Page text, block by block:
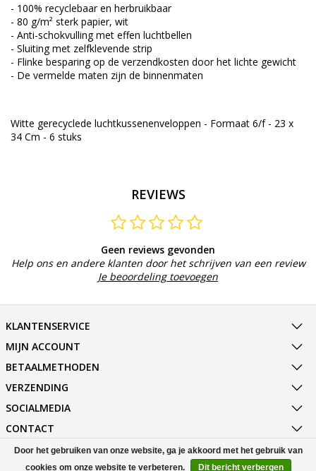
- 100% recyclebaar en herbruikbaar
- 80 g/m² sterk papier, wit
- Anti-schokvulling met effen luchtbellen
- Sluiting met zelfklevende strip
- Flinke besparing op de verzendkosten door het lichte gewicht
- De vermelde maten zijn de binnenmaten
Witte gerecyclede luchtkussenenveloppen - Formaat 6/f - 23 x
34 Cm - 6 stuks
REVIEWS
Geen reviews gevonden
Help ons en andere klanten door het schrijven van een review
Je beoordeling toevoegen
KLANTENSERVICE
MIJN ACCOUNT
BETAALMETHODEN
VERZENDING
SOCIALMEDIA
CONTACT
© Copyright 2026 Best Deals Online BV Powered byLightspeed
Door het gebruiken van onze website, ga je akkoord met het gebruik van
cookies om onze website te verbeteren.
Dit bericht verbergen